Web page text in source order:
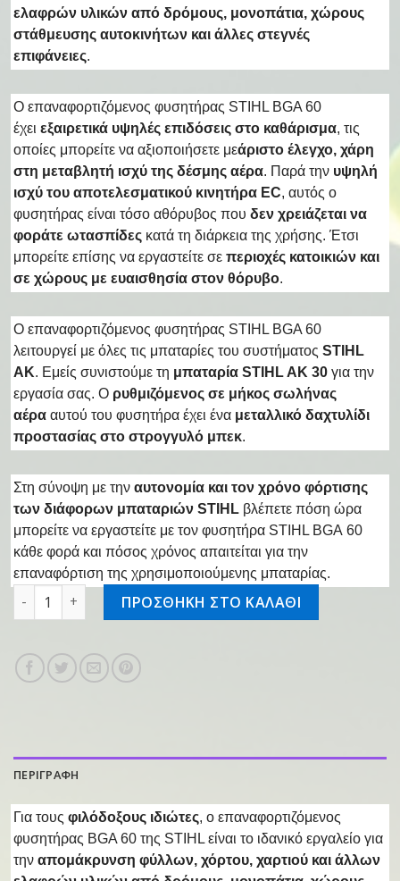
ελαφρών υλικών από δρόμους, μονοπάτια, χώρους
στάθμευσης αυτοκινήτων και άλλες στεγνές
επιφάνειες.
Ο επαναφορτιζόμενος φυσητήρας STIHL BGA 60
έχει εξαιρετικά υψηλές επιδόσεις στο καθάρισμα, τις
οποίες μπορείτε να αξιοποιήσετε μεάριστο έλεγχο, χάρη
στη μεταβλητή ισχύ της δέσμης αέρα. Παρά την υψηλή
ισχύ του αποτελεσματικού κινητήρα EC, αυτός ο
φυσητήρας είναι τόσο αθόρυβος που δεν χρειάζεται να
φοράτε ωτασπίδες κατά τη διάρκεια της χρήσης. Έτσι
μπορείτε επίσης να εργαστείτε σε περιοχές κατοικιών και
σε χώρους με ευαισθησία στον θόρυβο.
Ο επαναφορτιζόμενος φυσητήρας STIHL BGA 60
λειτουργεί με όλες τις μπαταρίες του συστήματος STIHL
AK. Εμείς συνιστούμε τη μπαταρία STIHL AK 30 για την
εργασία σας. Ο ρυθμιζόμενος σε μήκος σωλήνας
αέρα αυτού του φυσητήρα έχει ένα μεταλλικό δαχτυλίδι
προστασίας στο στρογγυλό μπεκ.
Στη σύνοψη με την αυτονομία και τον χρόνο φόρτισης
των διάφορων μπαταριών STIHL βλέπετε πόση ώρα
μπορείτε να εργαστείτε με τον φυσητήρα STIHL BGA 60
κάθε φορά και πόσος χρόνος απαιτείται για την
επαναφόρτιση της χρησιμοποιούμενης μπαταρίας.
Φυσητήρας επαναφορτιζόμενος BGA 60 ποσότητα
ΠΡΟΣΘΗΚΗ ΣΤΟ ΚΑΛΑΘΙ
ΠΕΡΙΓΡΑΦΗ
Για τους φιλόδοξους ιδιώτες, ο επαναφορτιζόμενος
φυσητήρας BGA 60 της STIHL είναι το ιδανικό εργαλείο για
την απομάκρυνση φύλλων, χόρτου, χαρτιού και άλλων